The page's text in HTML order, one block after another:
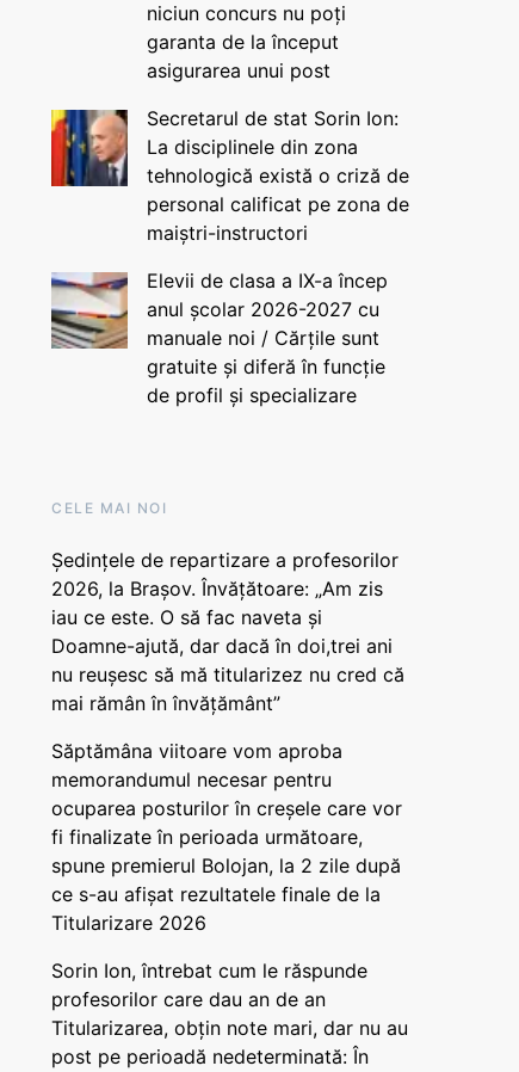
niciun concurs nu poți
garanta de la început
asigurarea unui post
Secretarul de stat Sorin Ion:
La disciplinele din zona
tehnologică există o criză de
personal calificat pe zona de
maiștri-instructori
Elevii de clasa a IX-a încep
anul școlar 2026-2027 cu
manuale noi / Cărțile sunt
gratuite și diferă în funcție
de profil și specializare
CELE MAI NOI
Ședințele de repartizare a profesorilor
2026, la Brașov. Învățătoare: „Am zis
iau ce este. O să fac naveta și
Doamne-ajută, dar dacă în doi,trei ani
nu reușesc să mă titularizez nu cred că
mai rămân în învățământ”
Săptămâna viitoare vom aproba
memorandumul necesar pentru
ocuparea posturilor în creșele care vor
fi finalizate în perioada următoare,
spune premierul Bolojan, la 2 zile după
ce s-au afișat rezultatele finale de la
Titularizare 2026
Sorin Ion, întrebat cum le răspunde
profesorilor care dau an de an
Titularizarea, obțin note mari, dar nu au
post pe perioadă nedeterminată: În